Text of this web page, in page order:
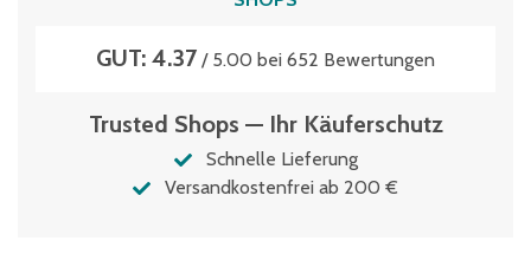
GUT: 4.37 / 5.00 bei 652 Bewertungen
Trusted Shops — Ihr Käuferschutz
Schnelle Lieferung
Versandkostenfrei ab 200 €